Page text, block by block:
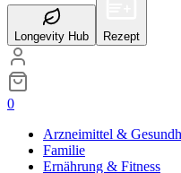
Longevity Hub Rezept
0
Arzneimittel &
Familie
Ernährung & Fitness